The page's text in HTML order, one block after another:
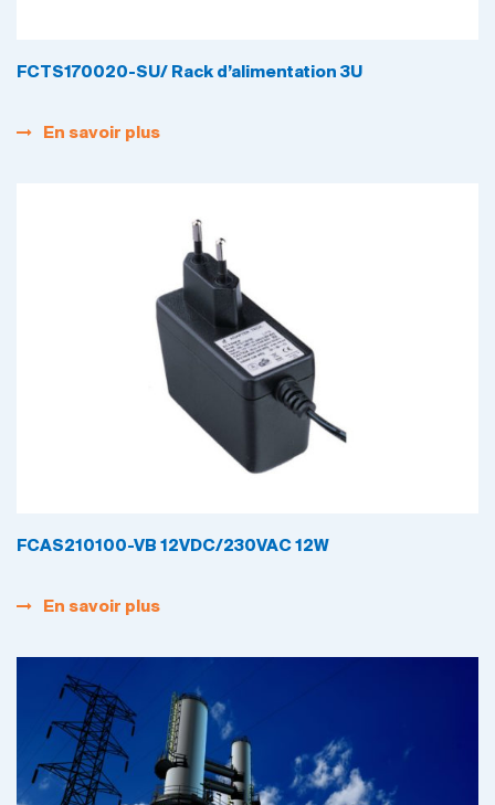
FCTS170020-SU/ Rack d’alimentation 3U
En savoir plus
FCAS210100-VB 12VDC/230VAC 12W
En savoir plus